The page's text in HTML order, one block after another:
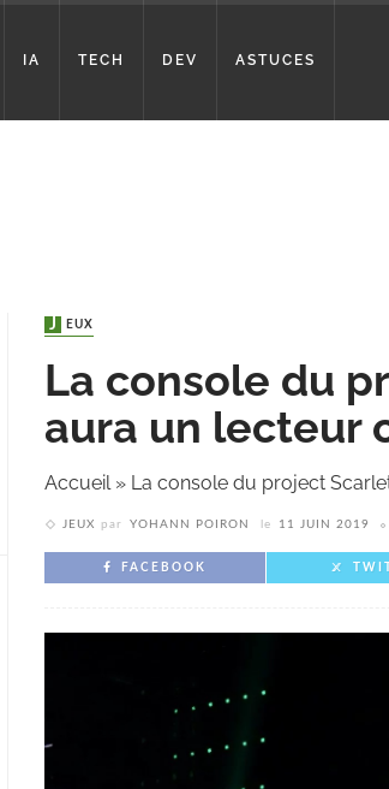
IA TECH DEV ASTUCES
JEUX
La console du
aura un lecteur
Accueil» La console du project
JEUX par YOHANN POIRON le 11 JUIN 2019
FACEBOOK